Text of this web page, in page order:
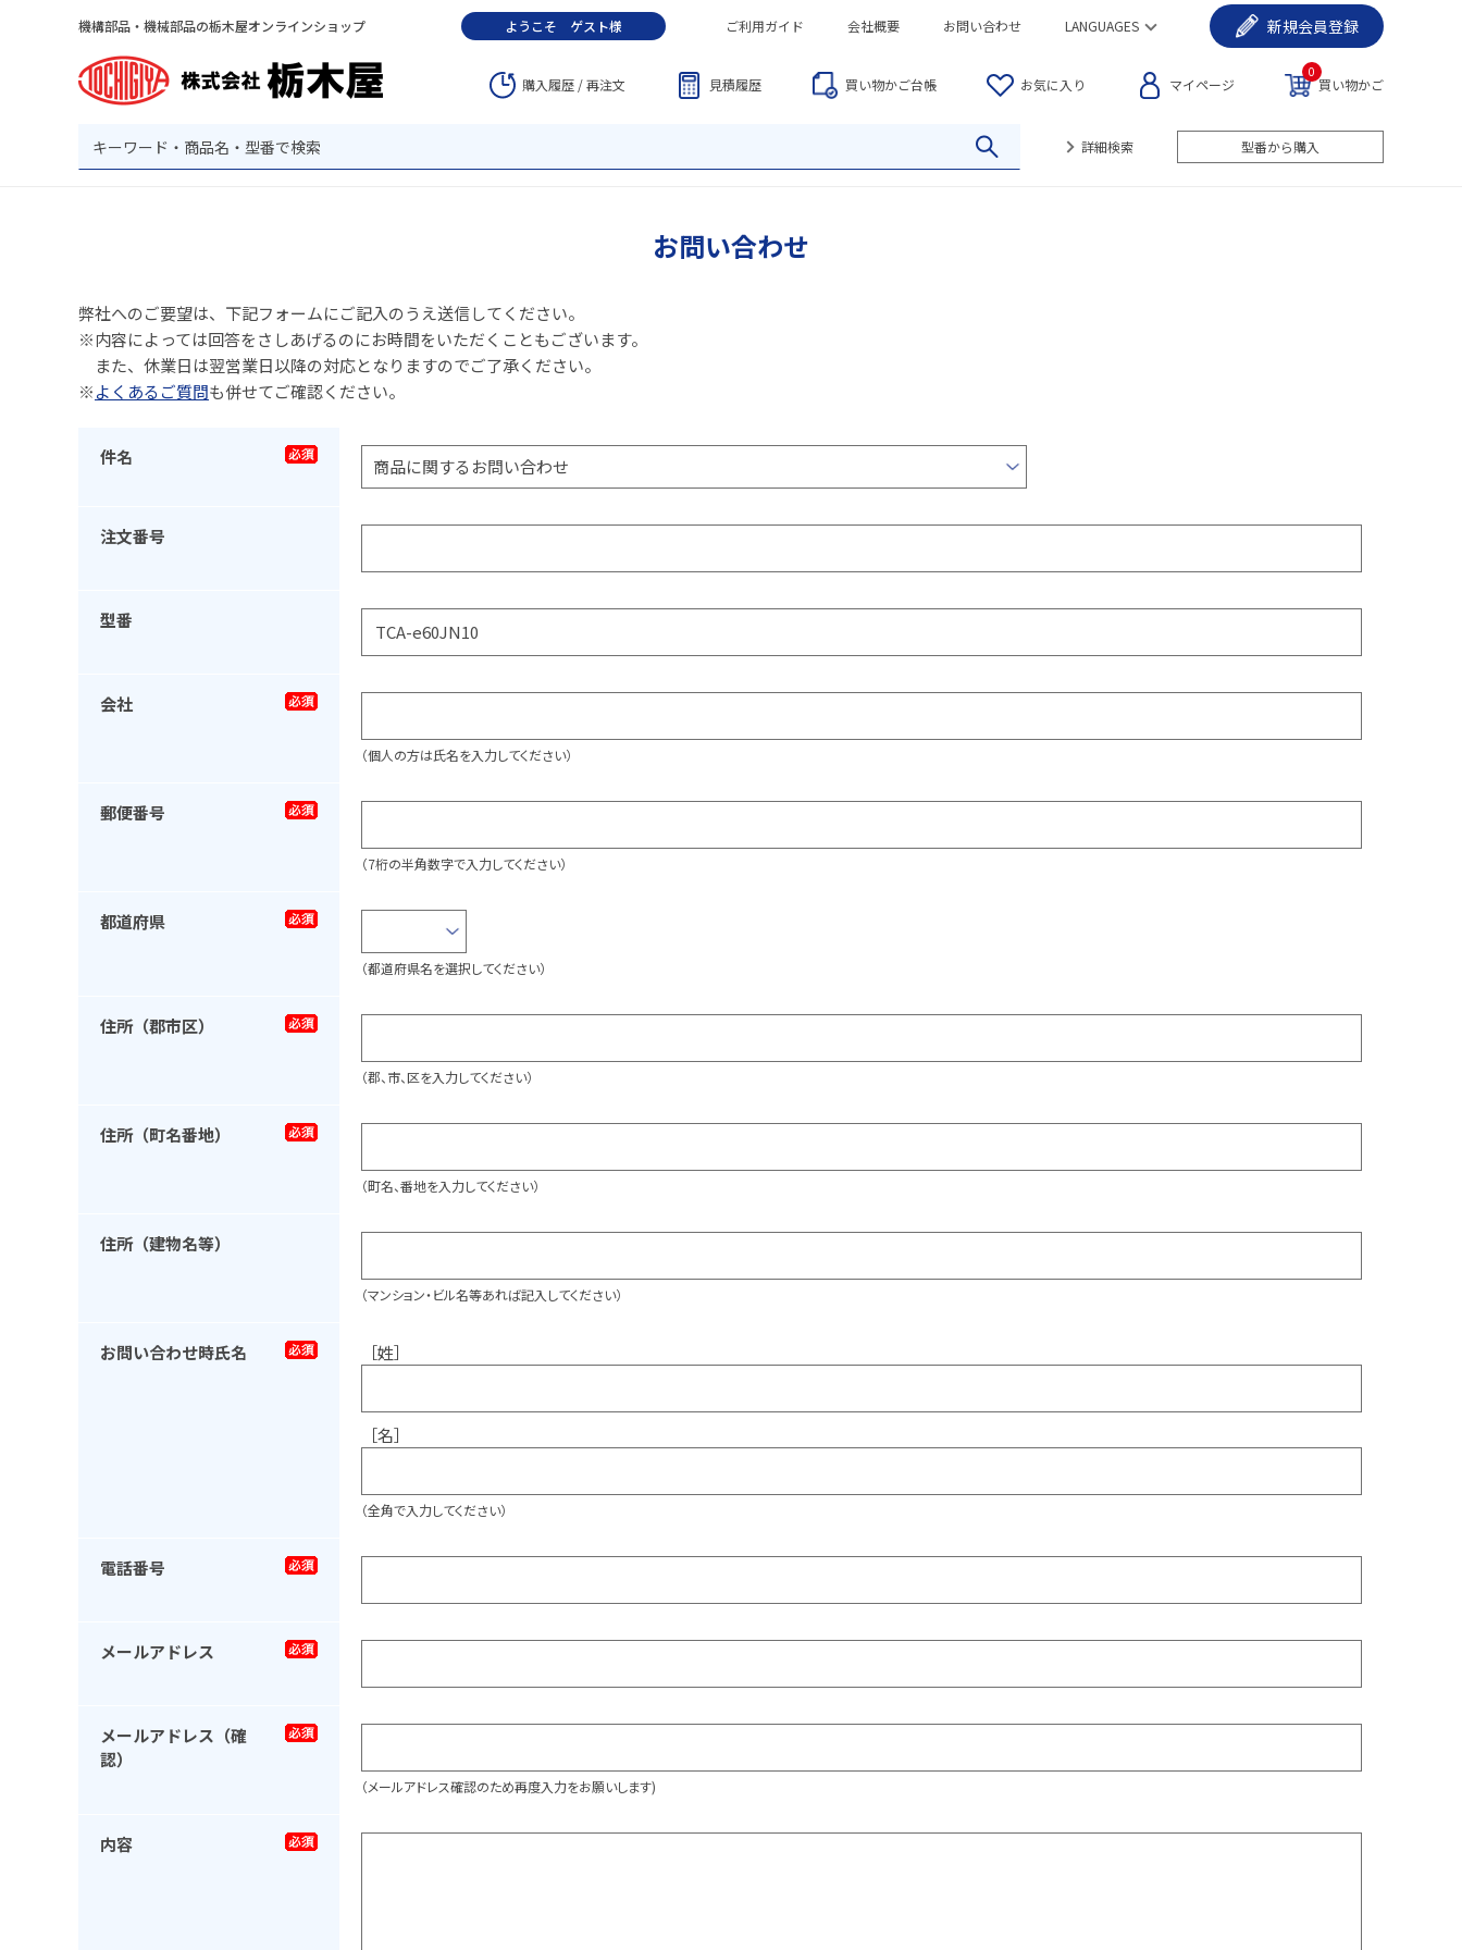
機構部品・機械部品の栃木屋オンラインショップ ようこそ ゲスト様 ご利用ガイド 会社概要 お問い合わせ LANGUAGES 新規会員登録
購入履歴 / 再注文 見積履歴 買い物かご台帳 お気に入り マイページ 買い物かご
0
詳細検索 型番から購入
お問い合わせ
弊社へのご要望は、下記フォームにご記入のうえ送信してください。
※内容によっては回答をさしあげるのにお時間をいただくこともございます。
また、休業日は翌営業日以降の対応となりますのでご了承ください。
※よくあるご質問も併せてご確認ください。
件名
注文番号
型番
会社
（個人の方は氏名を入力してください）
郵便番号
（7桁の半角数字で入力してください）
都道府県
（都道府県名を選択してください）
住所（郡市区）
（郡、市、区を入力してください）
住所（町名番地）
（町名、番地を入力してください）
住所（建物名等）
（マンション・ビル名等あれば記入してください）
お問い合わせ時氏名 ［姓］
［名］
（全角で入力してください）
電話番号
メールアドレス
メールアドレス（確
認）
（メールアドレス確認のため再度入力をお願いします)
内容